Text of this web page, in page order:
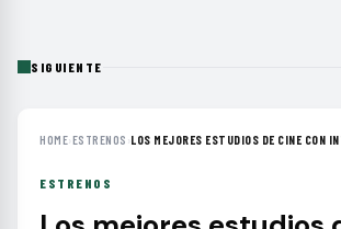
SIGUIENTE
HOME›ESTRENOS ›LOS MEJORES ESTUDIOS DE CINE CON
ESTRENOS